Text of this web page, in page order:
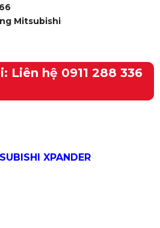
Mitsubishi
Liên hệ 0911 288 336
XPANDER